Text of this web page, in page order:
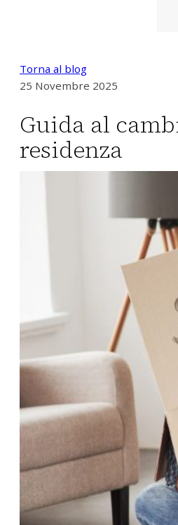
Torna al blog
25 Novembre 2025
Guida al
residenza